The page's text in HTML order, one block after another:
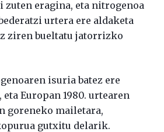
eragina, eta nitrogenoa
urtera ere aldaketa
ziren bueltatu jatorrizko
isuria batez ere
Europan 1980. urtearen
goreneko mailetara,
gutxitu delarik.